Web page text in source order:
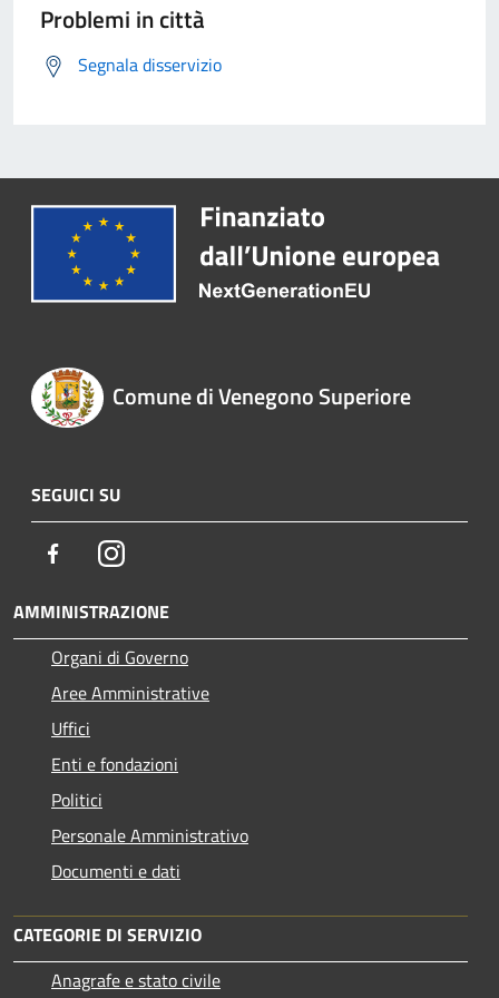
Problemi in città
Segnala disservizio
Comune di Venegono Superiore
SEGUICI SU
FacebookInstagram
AMMINISTRAZIONE
Organi di Governo
Aree Amministrative
Uffici
Enti e fondazioni
Politici
Personale Amministrativo
Documenti e dati
CATEGORIE DI SERVIZIO
Anagrafe e stato civile